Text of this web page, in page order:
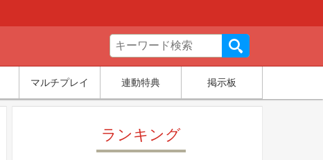
マルチプレイ 連動特典 掲示板
ランキング